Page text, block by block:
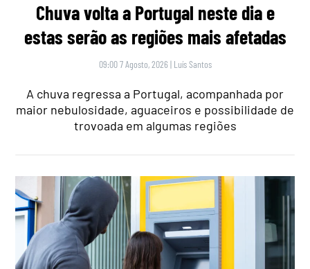
Chuva volta a Portugal neste dia e
estas serão as regiões mais afetadas
09:00 7 Agosto, 2026 | Luís Santos
A chuva regressa a Portugal, acompanhada por
maior nebulosidade, aguaceiros e possibilidade de
trovoada em algumas regiões